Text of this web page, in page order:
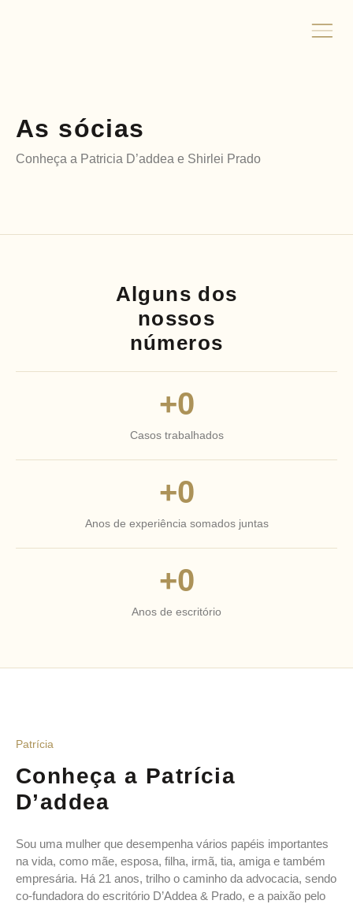
As sócias
Conheça a Patricia D’addea e Shirlei Prado
Alguns dos
nossos
números
+0
Casos trabalhados
+0
Anos de experiência somados juntas
+0
Anos de escritório
Patrícia
Conheça a Patrícia
D’addea
Sou uma mulher que desempenha vários papéis importantes
na vida, como mãe, esposa, filha, irmã, tia, amiga e também
empresária. Há 21 anos, trilho o caminho da advocacia, sendo
co-fundadora do escritório D’Addea & Prado, e a paixão pelo